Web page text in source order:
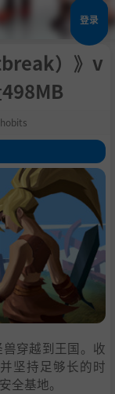
登录
）》v
穿越到王国。收
坚持足够长的时
全基地。